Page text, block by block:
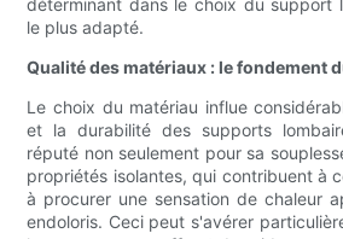
déterminant dans le choix du support
le plus adapté.
Qualité des matériaux : le fondement
Le choix du matériau influe
et la durabilité des supports
réputé non seulement pour sa
propriétés isolantes, qui contribuent à
à procurer une sensation de chaleur
endoloris. Ceci peut s'avérer